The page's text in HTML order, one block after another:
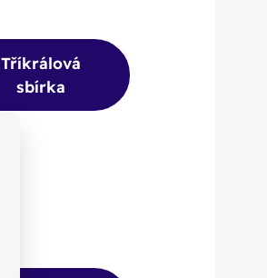
Tříkrálová
sbírka